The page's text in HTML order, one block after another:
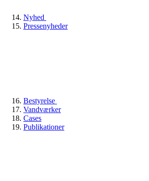
Nyhed
Pressenyheder
Bestyrelse
Vandværker
Cases
Publikationer